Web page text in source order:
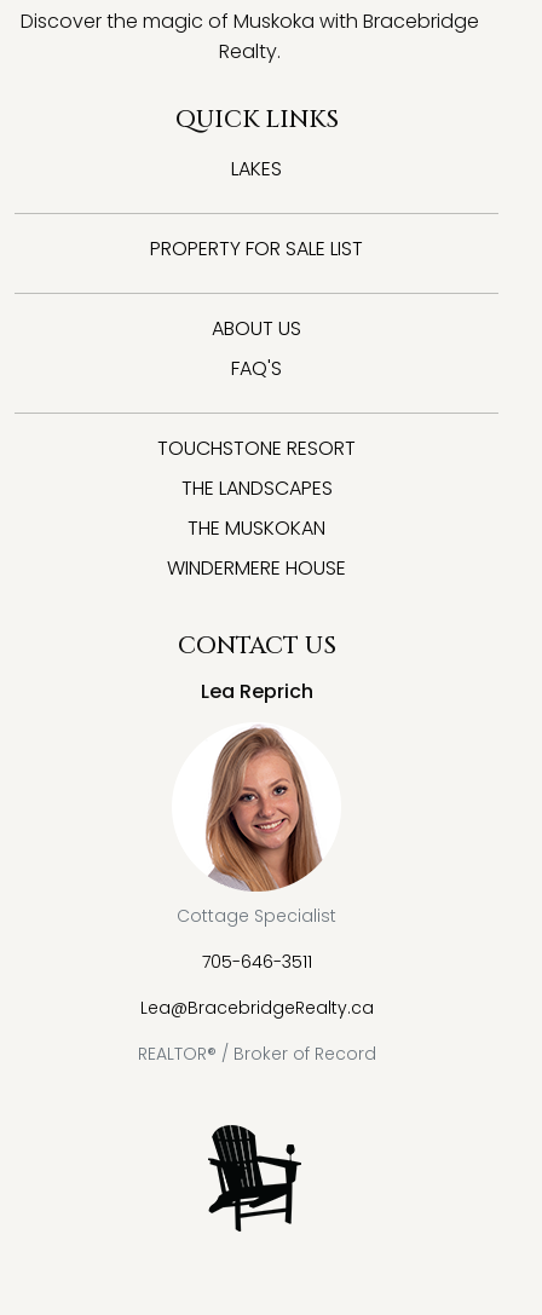
Discover the magic of Muskoka with Bracebridge
Realty.
QUICK LINKS
LAKES
PROPERTY FOR SALE LIST
ABOUT US
FAQ'S
TOUCHSTONE RESORT
THE LANDSCAPES
THE MUSKOKAN
WINDERMERE HOUSE
CONTACT US
Lea Reprich
Cottage Specialist
705-646-3511
Lea@BracebridgeRealty.ca
REALTOR® / Broker of Record